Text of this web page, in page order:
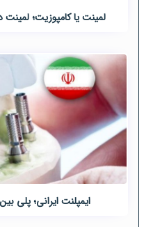
لمینت یا کامپوزیت؛
ایمپلنت ایرانی؛ پلی